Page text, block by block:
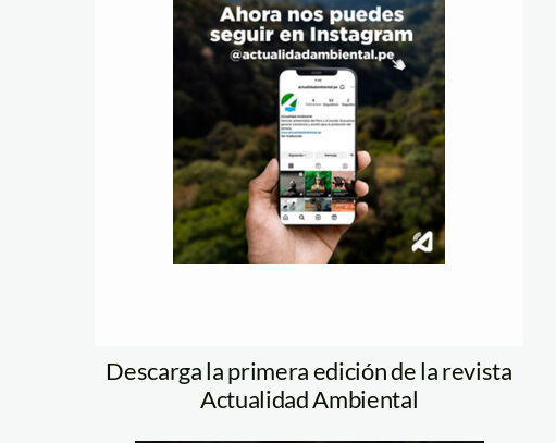
Descarga la primera edición de la revista
Actualidad Ambiental